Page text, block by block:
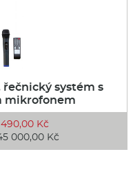
systém s
mikrofonem
Kč
000,00 Kč